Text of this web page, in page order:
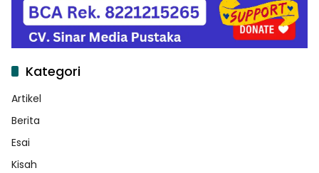
Kategori
Artikel
Berita
Esai
Kisah